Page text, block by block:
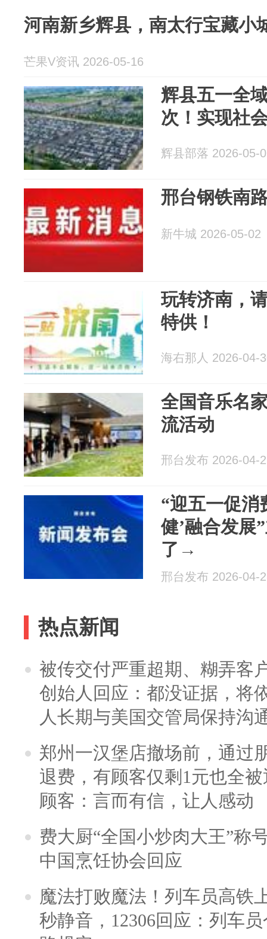
河南新乡辉县，南太行宝藏小
芒果V资讯 2026-05-16
辉县五一全
次！实现社
辉县部落 2026-05-
邢台钢铁南
新牛城 2026-05-02
玩转济南，
特供！
海右那人 2026-04-
全国音乐名
流活动
邢台发布 2026-04-
“迎五一促消
健’融合发展
了→
邢台发布 2026-04-
热点新闻
被传交付严重超期、糊弄客
创始人回应：都没证据，将
人长期与美国交管局保持沟
郑州一汉堡店撤场前，通过
退费，有顾客仅剩1元也全
顾客：言而有信，让人感动
费大厨“全国小炒肉大王”称
中国烹饪协会回应
魔法打败魔法！列车员高铁
秒静音，12306回应：列车